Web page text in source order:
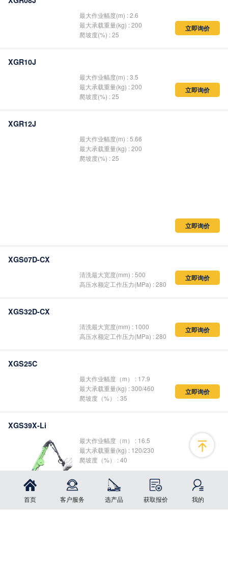
首页 客户服务 选产品 获取报价 我的
爬坡度(%) : 25
爬坡度(%) : 25
立即询价
XGS07D-CX
清洗最大宽度(mm) : 500
高压水额定工作压力(MPa) : 280
立即询价
高压水额定工作压力(MPa) : 280
立即询价
XGS25C
最大作业幅度（m） : 17.9
最大承载重量(kg) : 300/460
爬坡度（%） : 35
立即询价